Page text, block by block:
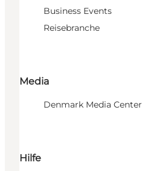
Business Events
Reisebranche
Media
Denmark Media Center
Hilfe